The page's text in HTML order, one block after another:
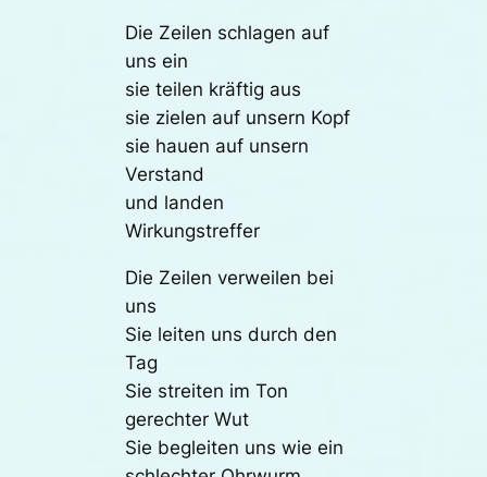
Die Zeilen schlagen auf
uns ein
sie teilen kräftig aus
sie zielen auf unsern Kopf
sie hauen auf unsern
Verstand
und landen
Wirkungstreffer
Die Zeilen verweilen bei
uns
Sie leiten uns durch den
Tag
Sie streiten im Ton
gerechter Wut
Sie begleiten uns wie ein